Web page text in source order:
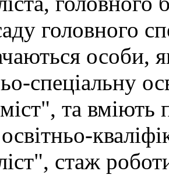
головного
особи,
спеціальну
та
стаж